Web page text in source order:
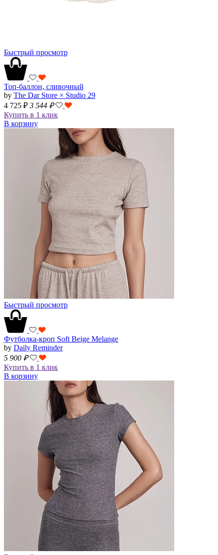
Быстрый просмотр
Топ-баллон, сливочный
by The Dar Store × Studio 29
4 725 ₽ 3 544 ₽
Купить в 1 клик
В корзину
Быстрый просмотр
Футболка-кроп Soft Beige Melange
by Daily Reminder
5 900 ₽
Купить в 1 клик
В корзину